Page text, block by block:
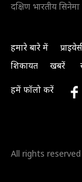
दक्षिण भारतीय सिनेमा
हमारे बारे में
शिकायत
खबरें
हमें फॉलो करें
All rights